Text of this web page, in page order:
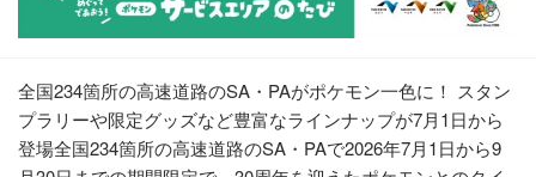
全国234箇所の高速道路のSA・PAがポケモン一色に！ スタン
プラリーや限定グッズなど豊富なラインナップが7月1日から
登場全国234箇所の高速道路のSA・PAで2026年7月1日から9